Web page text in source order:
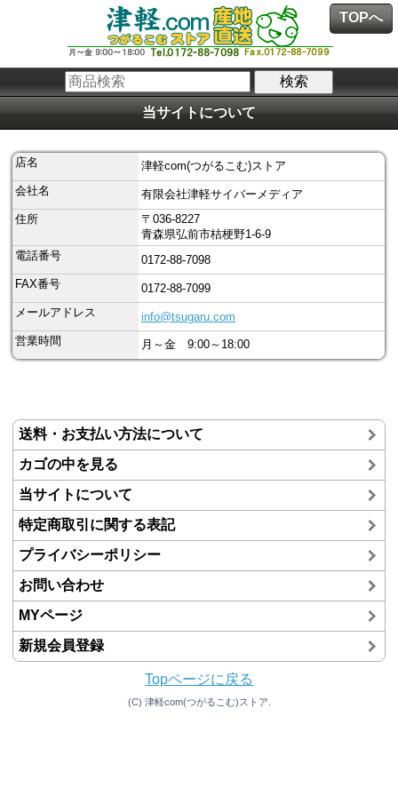
当サイトについて
店名
津軽com(つがるこむ)ストア
会社名
有限会社津軽サイバーメディア
住所
〒036-8227
青森県弘前市桔梗野1-6-9
電話番号
0172-88-7098
FAX番号
0172-88-7099
メールアドレス
info@tsugaru.com
営業時間
月～金 9:00～18:00
送料・お支払い方法について
カゴの中を見る
当サイトについて
特定商取引に関する表記
プライバシーポリシー
お問い合わせ
MYページ
新規会員登録
Topページに戻る
(C) 津軽com(つがるこむ)ストア.
TOPへ